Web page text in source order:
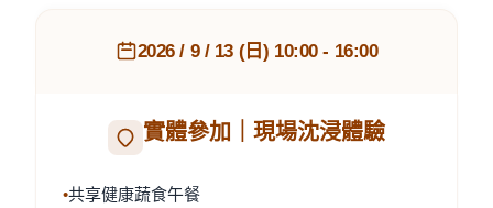
2026 / 9 / 13 (日) 10:00 - 16:00
實體參加｜現場沈浸體驗
•共享健康蔬食午餐